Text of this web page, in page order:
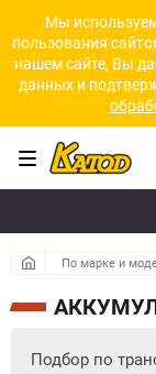
Мы
пользования
нашем сайте, Вы
данных и
По марке и
Подбор по